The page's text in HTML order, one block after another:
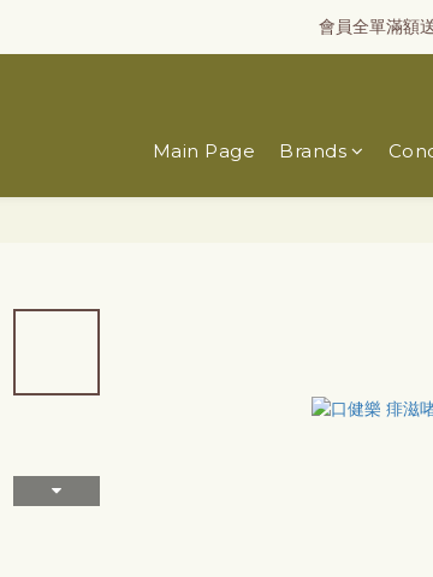
會員全單滿額
Main Page Brands